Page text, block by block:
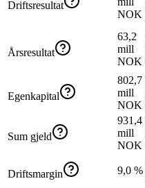
Driftsresultat
NOK
Årsresultat
63,2
mill
NOK
Egenkapital
802,7
mill
NOK
Sum gjeld
931,4
mill
NOK
Driftsmargin 9,0 %